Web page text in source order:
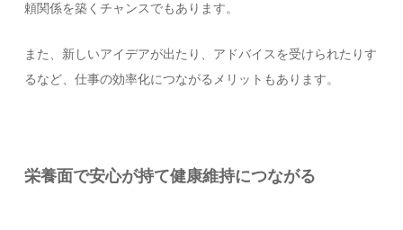
頼関係を築くチャンスでもあります。
また、新しいアイデアが出たり、アドバイスを受けられたりす
るなど、仕事の効率化につながるメリットもあります。
栄養面で安心が持て健康維持につながる